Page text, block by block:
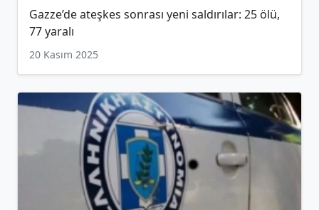
Gazze’de ateşkes sonrası yeni saldırılar: 25 ölü,
77 yaralı
20 Kasım 2025